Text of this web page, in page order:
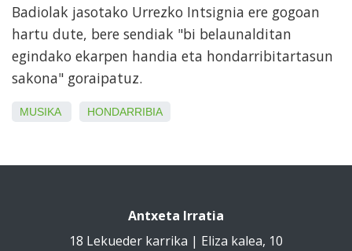
Badiolak jasotako Urrezko Intsignia ere gogoan
hartu dute, bere sendiak "bi belaunalditan
egindako ekarpen handia eta hondarribitartasun
sakona" goraipatuz.
MUSIKA HONDARRIBIA
Antxeta Irratia
18 Lekueder karrika | Eliza kalea, 10